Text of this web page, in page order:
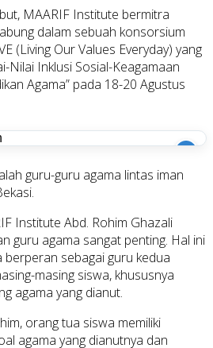
MAARIF Institute bermitra
dalam sebuah konsorsium
(Living Our Values Everyday) yang
Nilai Inklusi Sosial-Keagamaan
Agama” pada 18-20 Agustus
i
guru-guru agama lintas iman
Institute Abd. Rohim Ghazali
guru agama sangat penting. Hal ini
berperan sebagai guru kedua
masing siswa, khususnya
agama yang dianut.
orang tua siswa memiliki
agama yang dianutnya dan